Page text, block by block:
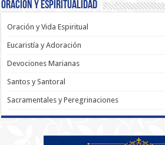
Oración y Espiritualidad
Oración y Vida Espiritual
Eucaristía y Adoración
Devociones Marianas
Santos y Santoral
Sacramentales y Peregrinaciones